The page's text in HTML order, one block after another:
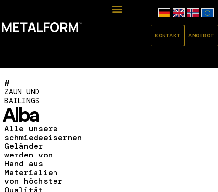
KONTAKT ANGEBOT
#
ZAUN UND
BAILINGS
Alba
Alle unsere
schmiedeeisernen
Geländer
werden von
Hand aus
Materialien
von höchster
Qualität